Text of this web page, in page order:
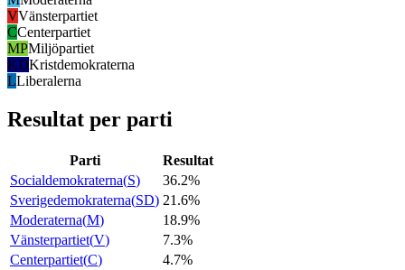
VVänsterpartiet
CCenterpartiet
MPMiljöpartiet
KDKristdemokraterna
LLiberalerna
Resultat per parti
Parti
Resultat
Socialdemokraterna(S)
36.2%
Sverigedemokraterna(SD) 21.6%
Moderaterna(M)
18.9%
Vänsterpartiet(V)
7.3%
Centerpartiet(C)
4.7%